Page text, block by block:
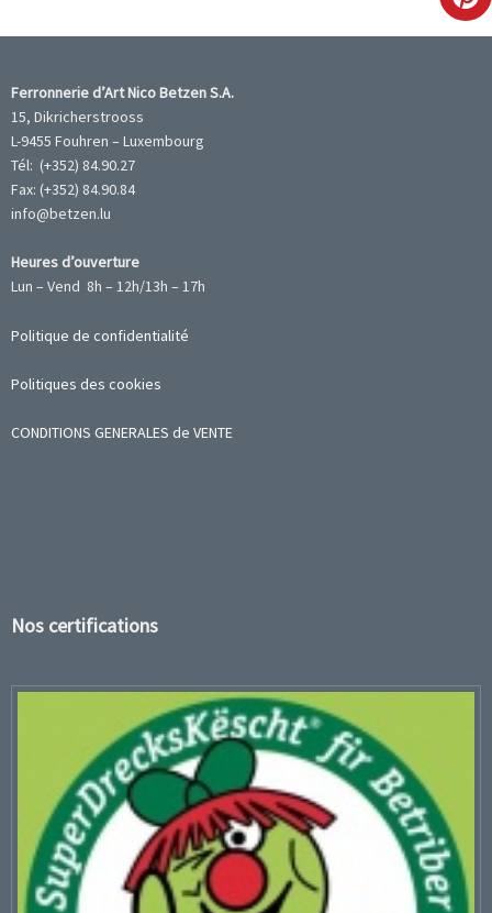
Ferronnerie d’Art Nico Betzen S.A.
15, Dikricherstrooss
L-9455 Fouhren – Luxembourg
Tél: (+352) 84.90.27
Fax: (+352) 84.90.84
info@betzen.lu
Heures d’ouverture
Lun – Vend 8h – 12h/13h – 17h
Politique de confidentialité
Politiques des cookies
CONDITIONS GENERALES de VENTE
Nos certifications